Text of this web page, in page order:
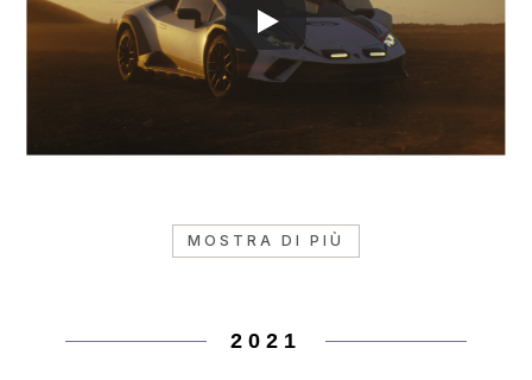
MOSTRA DI PIÙ
2021